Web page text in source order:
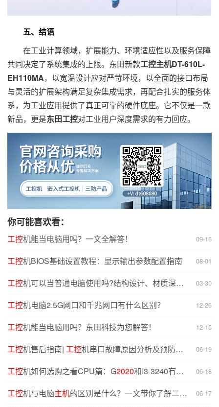
五、结语
在工业计算领域，扩展能力、环境适应性以及服务保障
共同决定了系统集成的上限。东田新款工控主机DT-610L-
EH110MA，以宽温设计应对严苛环境，以全面的接口布局
与灵活的扩展架构满足复杂集成需求，再配合扎实的服务体
系，为工业应用提供了真正可靠的硬件底座。它不仅是一款
新品，更是东田工控对工业用户深度需求的有力回应。
你可能喜欢看：
工控机能当电脑用吗？一文全解答！ 09-16
工控机BIOS基础设置教程：显示输出参数配置指南 08-01
工控机可以当普通电脑使用吗?结构设计、材质深度
03-30
工控机电脑2.5G网口和千兆网口有什么区别？ 12-26
工控机能当电脑用吗？东田科技为您解答！ 12-15
工控机售后指南| 工控机串口故障原因分析及预防解
06-19
工控机如何选购之看CPU篇：G2020和I3-3240有什
06-18
工控机与电脑主机的区别是什么？一文带你了解二者
06-17